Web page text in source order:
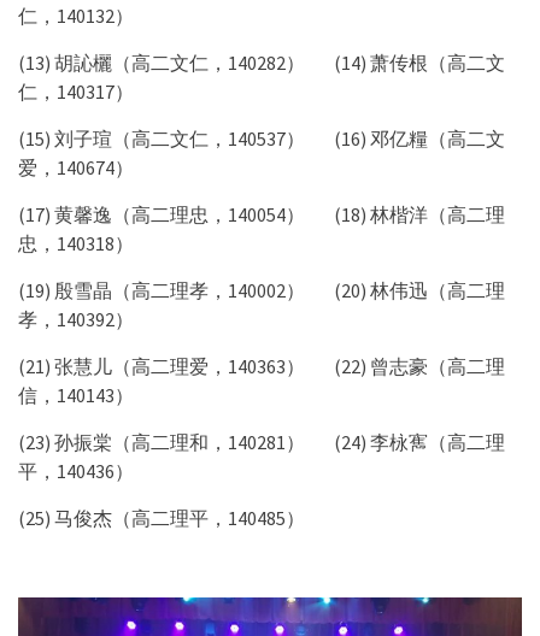
仁，140132）
(13) 胡訫欐（高二文仁，140282） (14) 萧传根（高二文
仁，140317）
(15) 刘子瑄（高二文仁，140537） (16) 邓亿糧（高二文
爱，140674）
(17) 黄馨逸（高二理忠，140054） (18) 林楷洋（高二理
忠，140318）
(19) 殷雪晶（高二理孝，140002） (20) 林伟迅（高二理
孝，140392）
(21) 张慧儿（高二理爱，140363） (22) 曾志豪（高二理
信，140143）
(23) 孙振棠（高二理和，140281） (24) 李栐寯（高二理
平，140436）
(25) 马俊杰（高二理平，140485）